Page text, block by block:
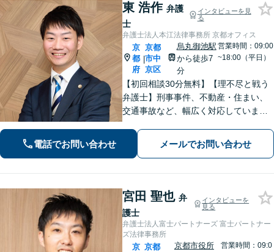
東 浩作 弁護
士
インタビューを見
る
弁護士法人本江法律事務所 京都オフィス
京
都
府
|
京都
市中
京区
烏丸御池駅
から徒歩7
分
営業時間：09:00
~18:00（平日）
【初回相談30分無料】【理不尽と戦う
弁護士】刑事事件、不動産・住まい、
交通事故など、幅広く対応していま
い、最善の結果を目指します。お困り
の場合は、お気軽に弁護士にご相談く
電話でお問い合わせ メールでお問い合わせ
宮田 聖也 弁
護士
インタビューを
見る
弁護士法人富士パートナーズ 富士パートナー
ズ法律事務所
京 京都
京都市役所
営業時間：09:0